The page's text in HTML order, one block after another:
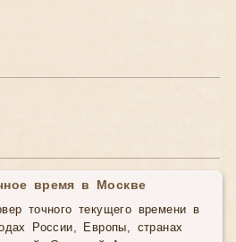
время в Москве
точного текущего времени в
России, Европы, странах